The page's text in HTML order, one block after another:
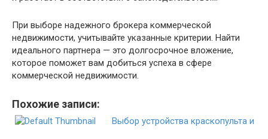
При выборе надежного брокера коммерческой
недвижимости, учитывайте указанные критерии. Найти
идеального партнера — это долгосрочное вложение,
которое поможет вам добиться успеха в сфере
коммерческой недвижимости.
Похожие записи:
Выбор устройства краскопульта и